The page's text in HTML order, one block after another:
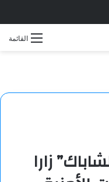
القائمة
زارا